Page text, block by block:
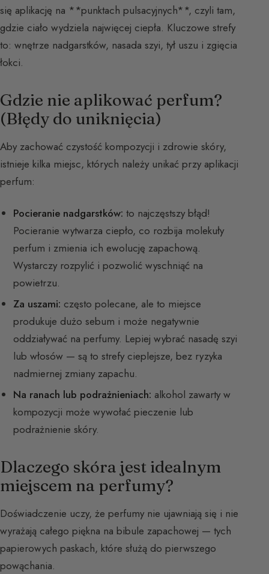
się aplikację na **punktach pulsacyjnych**, czyli tam,
gdzie ciało wydziela najwięcej ciepła. Kluczowe strefy
to: wnętrze nadgarstków, nasada szyi, tył uszu i zgięcia
łokci.
Gdzie nie aplikować perfum?
(Błędy do uniknięcia)
Aby zachować czystość kompozycji i zdrowie skóry,
istnieje kilka miejsc, których należy unikać przy aplikacji
perfum:
Pocieranie nadgarstków: to najczęstszy błąd!
Pocieranie wytwarza ciepło, co rozbija molekuły
perfum i zmienia ich ewolucję zapachową.
Wystarczy rozpylić i pozwolić wyschniąć na
powietrzu.
Za uszami: często polecane, ale to miejsce
produkuje dużo sebum i może negatywnie
oddziaływać na perfumy. Lepiej wybrać nasadę szyi
lub włosów — są to strefy cieplejsze, bez ryzyka
nadmiernej zmiany zapachu.
Na ranach lub podrażnieniach: alkohol zawarty w
kompozycji może wywołać pieczenie lub
podrażnienie skóry.
Dlaczego skóra jest idealnym
miejscem na perfumy?
Doświadczenie uczy, że perfumy nie ujawniają się i nie
wyrażają całego piękna na bibule zapachowej — tych
papierowych paskach, które służą do pierwszego
powąchania.